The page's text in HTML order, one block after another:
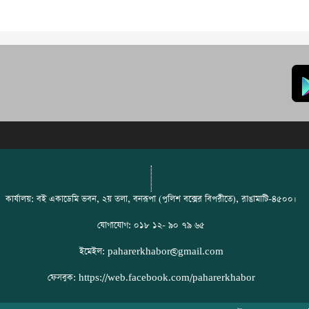
কার্যালয়: বই একাডেমি ভবন, ২য় তলা, বনরূপা (পুলিশ বক্সের বিপরীতে), রাঙামাটি-৪৫০০।
যোগাযোগ: ০১৮ ১২- ৯০ ৭৯ ৬৫
ইমেইল: paharerkhabor@gmail.com
ফেসবুক: https://web.facebook.com/paharerkhabor